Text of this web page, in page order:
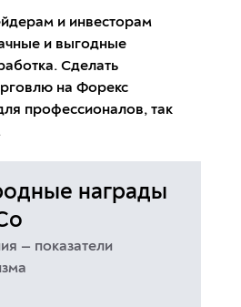
и инвесторам
и выгодные
Сделать
на Форекс
профессионалов, так
награды
— показатели